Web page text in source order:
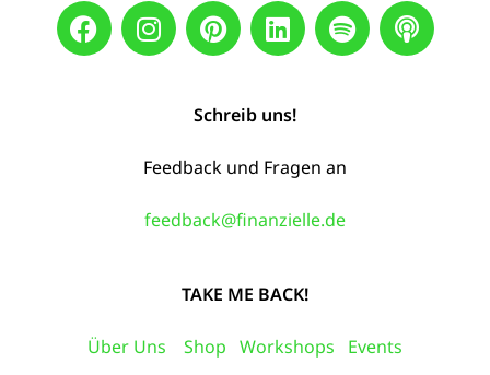
Schreib uns!
Feedback und Fragen an
feedback@finanzielle.de
TAKE ME BACK!
Über Uns Shop Workshops Events